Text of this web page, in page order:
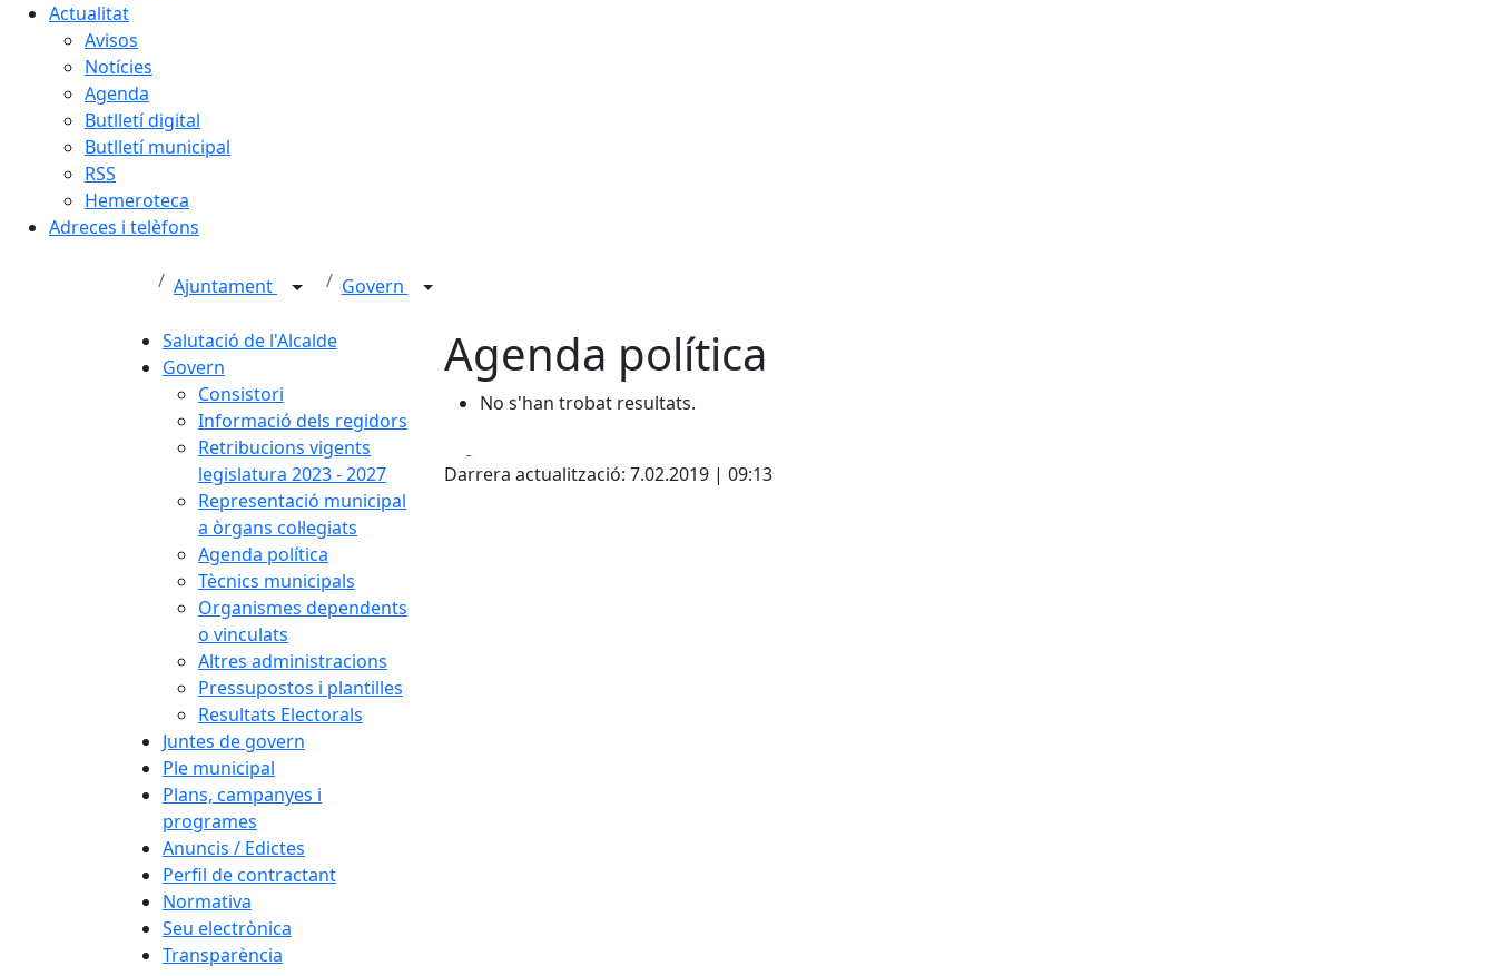
Actualitat
Avisos
Notícies
Agenda
Butlletí digital
Butlletí municipal
RSS
Hemeroteca
Adreces i telèfons
Ajuntament Govern
Salutació de l'Alcalde
Govern
Consistori
Informació dels regidors
Retribucions vigents
legislatura 2023 - 2027
Representació municipal
a òrgans col·legiats
Agenda política
Tècnics municipals
Organismes dependents
o vinculats
Altres administracions
Pressupostos i plantilles
Resultats Electorals
Juntes de govern
Ple municipal
Plans, campanyes i
programes
Anuncis / Edictes
Perfil de contractant
Normativa
Seu electrònica
Transparència
Agenda política
No s'han trobat resultats.
Darrera actualització: 7.02.2019 | 09:13